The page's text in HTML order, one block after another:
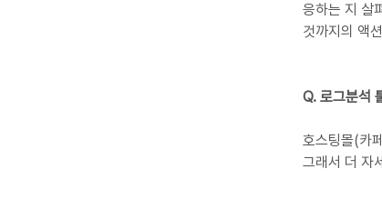
응하는 지 살
것까지의 액
Q. 로그분석
호스팅몰(카
그래서 더 자